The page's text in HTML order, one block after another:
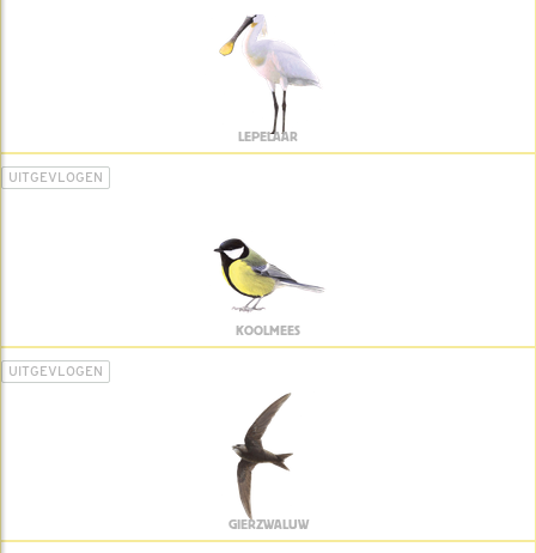
LEPELAAR
UITGEVLOGEN
KOOLMEES
UITGEVLOGEN
GIERZWALUW